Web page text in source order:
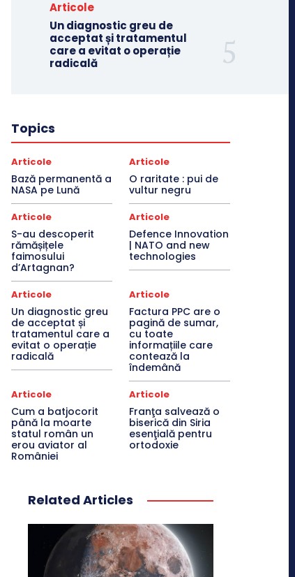
Articole
Un diagnostic greu de
acceptat și tratamentul
care a evitat o operație
radicală
Topics
Articole
Bază permanentă a
NASA pe Lună
Articole
O raritate : pui de
vultur negru
Articole
S-au descoperit
rămășițele
faimosului
d’Artagnan?
Articole
Defence Innovation
| NATO and new
technologies
Articole
Un diagnostic greu
de acceptat și
tratamentul care a
evitat o operație
radicală
Articole
Factura PPC are o
pagină de sumar,
cu toate
informațiile care
contează la
îndemână
Articole
Cum a batjocorit
până la moarte
statul român un
erou aviator al
României
Articole
Franţa salvează o
biserică din Siria
esenţială pentru
ortodoxie
Related Articles